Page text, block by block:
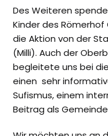
Des Weiteren
Kinder des
die Aktion von der
(Milli). Auch der
begleitete uns bei
einen sehr
Sufismus, einem
Beitrag als